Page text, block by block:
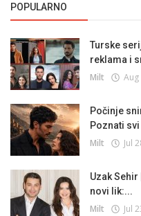
POPULARNO
Turske
reklama i
Milt Aug
Počinje
Poznati
Milt Jul
Uzak
novi lik:...
Milt Jul